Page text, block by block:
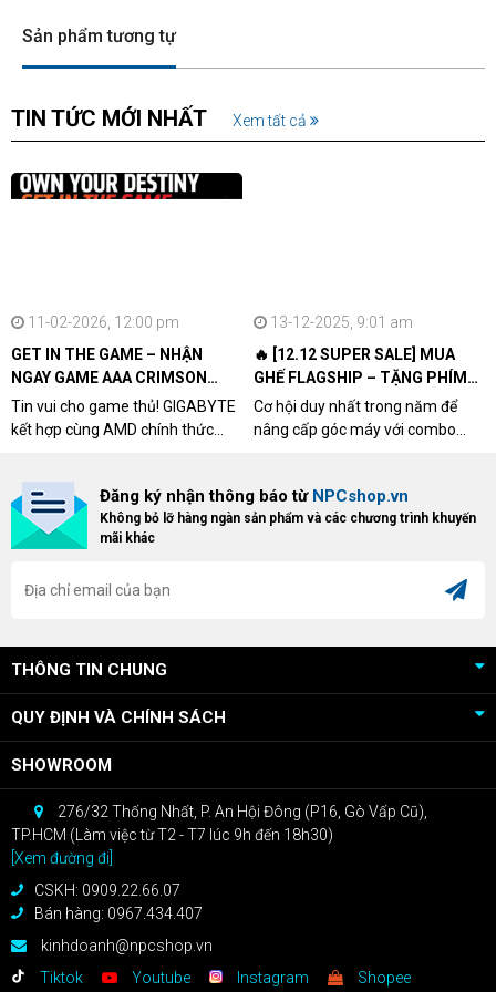
Sản phẩm tương tự
TIN TỨC MỚI NHẤT Xem tất cả
11-02-2026, 12:00 pm
GET IN THE GAME – NHẬN
NGAY GAME AAA CRIMSON
DESERT CÙNG GIGABYTE &
AMD
Tin vui cho game thủ! GIGABYTE
kết hợp cùng AMD chính thức
khách hàng sở hữu VGA Radeon
RX 9070 / RX 9070 XT.
13-12-2025, 9:01 am
🔥 [12.12 SUPER SALE] MUA
GHẾ FLAGSHIP – TẶNG PHÍM
CƠ XỊN
Cơ hội duy nhất trong năm để
nâng cấp góc máy với combo
dòng ghế Gaming cao cấp nhất,
bạn sẽ nhận ngay quà tặng trị giá
Đăng ký nhận thông báo từ NPCshop.vn
Không bỏ lỡ hàng ngàn sản phẩm và các chương trình khuyến
mãi khác
THÔNG TIN CHUNG
QUY ĐỊNH VÀ CHÍNH SÁCH
SHOWROOM
276/32 Thống Nhất, P. An Hội Đông (P16, Gò Vấp Cũ),
TP.HCM (Làm việc từ T2 - T7 lúc 9h đến 18h30)
[Xem đường đi]
CSKH: 0909.22.66.07
Bán hàng: 0967.434.407
kinhdoanh@npcshop.vn
Tiktok
Youtube Instagram Shopee